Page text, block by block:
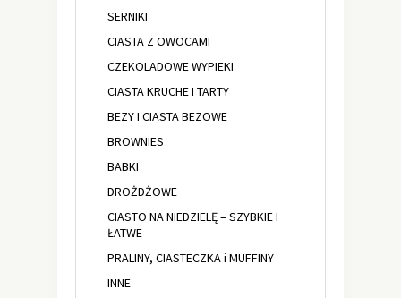
SERNIKI
CIASTA Z OWOCAMI
CZEKOLADOWE WYPIEKI
CIASTA KRUCHE I TARTY
BEZY I CIASTA BEZOWE
BROWNIES
BABKI
DROŻDŻOWE
CIASTO NA NIEDZIELĘ – SZYBKIE I
ŁATWE
PRALINY, CIASTECZKA i MUFFINY
INNE